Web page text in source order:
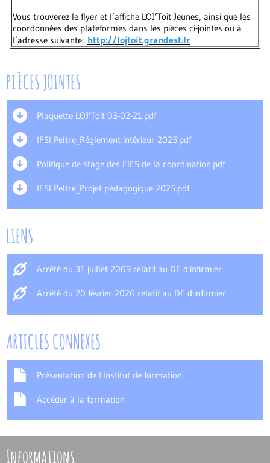
Vous trouverez le flyer et l’affiche LOJ’Toît Jeunes, ainsi que les
coordonnées des plateformes dans les pièces ci-jointes ou à
l’adresse suivante: http://lojtoit.grandest.fr
PIÈCES JOINTES
Plaquette LOJ’Toît 03-02-21.pdf
IFSI Peltre_Réglement intérieur 2025.pdf
Politique de stage des EIFS de la coordination.pdf
IFSI Peltre_Projet pédagogique 2025.pdf
LIENS
Arrêté du 31 juillet 2009 relatif au DE d'infirmier
Arrêté du 20 février 2026 relatif au DE d'infirmier
ARTICLES CONNEXES
Présentation de l'Institut de formation
Accéder à la formation
Informations